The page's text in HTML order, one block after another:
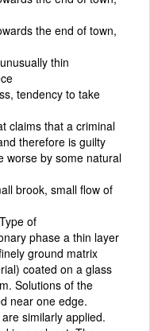
the end of town,
thin
tendency to take
claims that a criminal
therefore is guilty
worse by some natural
brook, small flow of
Type of
phase a thin layer
ground matrix
coated on a glass
Solutions of the
near one edge.
similarly applied.